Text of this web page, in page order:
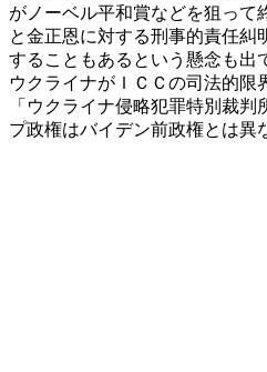
がノーベル平和賞などを狙って
と金正恩に対する刑事的責任糾
することもあるという懸念も出
ウクライナがＩＣＣの司法的限
「ウクライナ侵略犯罪特別裁
プ政権はバイデン前政権とは異